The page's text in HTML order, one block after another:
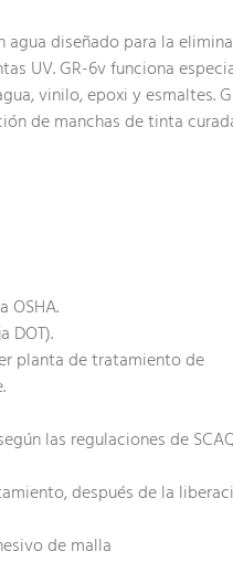
diseñado para la
UV. GR-6v funciona
vinilo, epoxi y esmaltes.
de manchas de tinta
OSHA.
DOT).
planta de tratamiento de
las regulaciones de
después de la
de malla